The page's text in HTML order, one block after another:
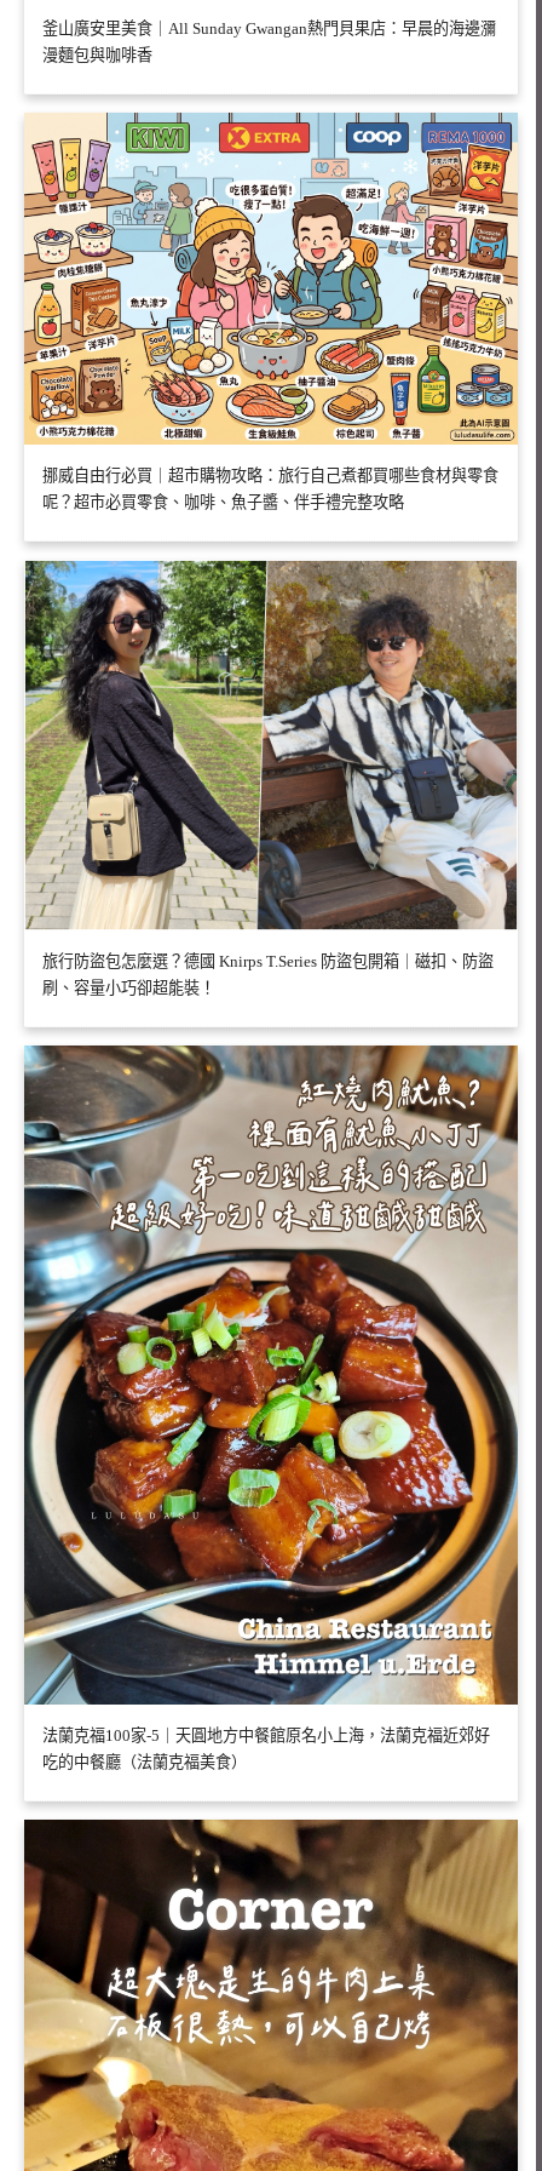
釜山廣安里美食｜All Sunday Gwangan熱門貝果店：早晨的海邊瀰
漫麵包與咖啡香
挪威自由行必買｜超市購物攻略：旅行自己煮都買哪些食材與零食
呢？超市必買零食、咖啡、魚子醬、伴手禮完整攻略
旅行防盜包怎麼選？德國 Knirps T.Series 防盜包開箱｜磁扣、防盜
刷、容量小巧卻超能裝！
法蘭克福100家-5｜天圓地方中餐館原名小上海，法蘭克福近郊好
吃的中餐廳（法蘭克福美食）